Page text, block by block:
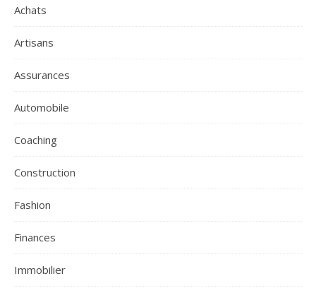
Achats
Artisans
Assurances
Automobile
Coaching
Construction
Fashion
Finances
Immobilier